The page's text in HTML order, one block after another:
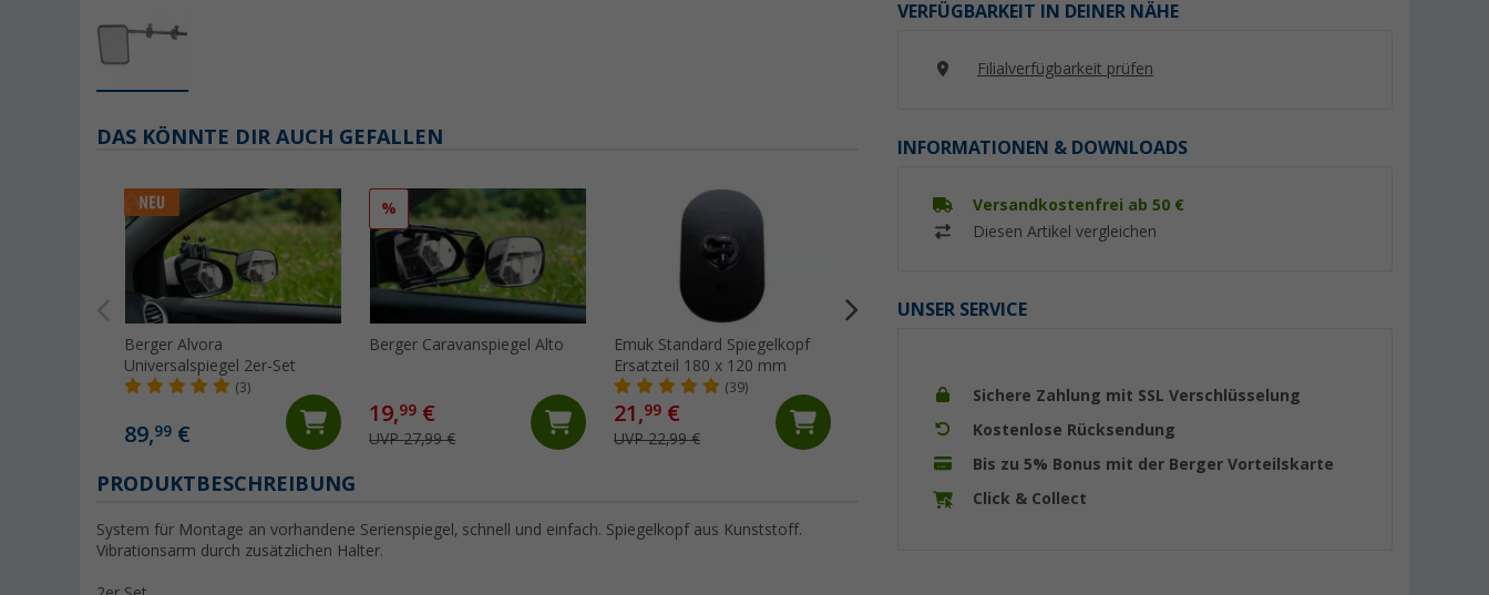
VERFÜGBARKEIT IN DEINER NÄHE
Filialverfügbarkeit prüfen
INFORMATIONEN & DOWNLOADS
Versandkostenfrei ab 50 €
Diesen Artikel vergleichen
UNSER SERVICE
Sichere Zahlung mit SSL Verschlüsselung
Kostenlose Rücksendung
Bis zu 5% Bonus mit der Berger Vorteilskarte
Click & Collect
DAS KÖNNTE DIR AUCH GEFALLEN
Berger Alvora
Universalspiegel 2er-Set
(3)
89,99 €
%
Berger Caravanspiegel Alto
19,99 €
UVP 27,99 €
Emuk Standard Spiegelkopf
Ersatzteil 180 x 120 mm
(39)
21,99 €
UVP 22,99 €
schwarz im Paar(Über 100)
UVP 105,65 €
%
UVP 29,99 €
PRODUKTBESCHREIBUNG
System für Montage an vorhandene Serienspiegel, schnell und einfach. Spiegelkopf aus Kunststoff.
Vibrationsarm durch zusätzlichen Halter.